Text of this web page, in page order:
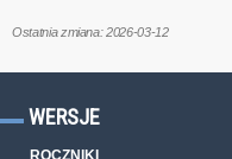
Ostatnia zmiana: 2026-03-12
WERSJE
ROCZNIKI